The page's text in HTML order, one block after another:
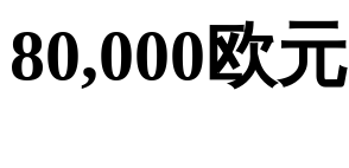
80,000欧元